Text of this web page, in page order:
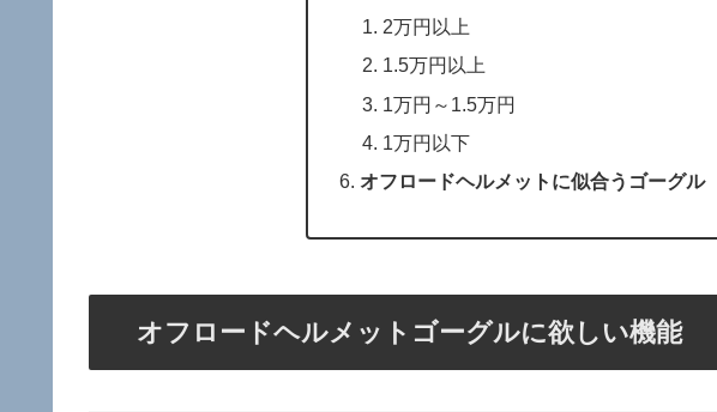
2万円以上
1.5万円以上
1万円～1.5万円
1万円以下
オフロードヘルメットに似合うゴーグル
オフロードヘルメットゴーグルに欲しい機能